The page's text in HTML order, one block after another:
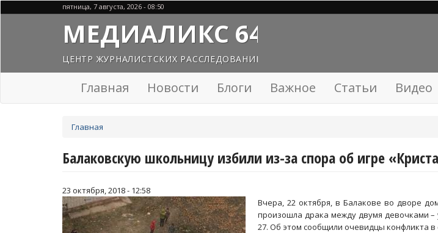
пятница, 7 августа, 2026 - 08:50
МЕДИАЛИКС 64
ЦЕНТР ЖУРНАЛИСТСКИХ РАССЛЕДОВАНИЙ
Главная Новости Блоги Важное Статьи Видео
здесь
Главная
Балаковскую школьницу избили из-за спора об игре
23 октября, 2018 - 12:58
Вчера, 22 октября, в Балакове во дворе
произошла драка между двумя девочками
27. Об этом сообщили очевидцы конфликта в